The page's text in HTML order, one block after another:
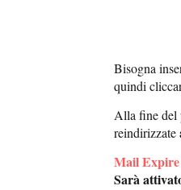
Bisogna
quindi
Alla fine del
reindirizzate
Mail Expire
Sarà